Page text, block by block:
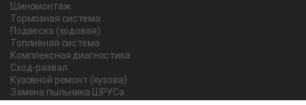
Шиномонтаж
Тормозная система
Подвеска (ходовая)
Топливная система
Комплексная диагностика
Сход-развал
Кузовной ремонт (кузова)
Замена пыльника ШРУСа